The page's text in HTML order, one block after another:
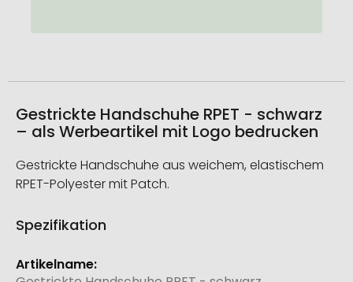
Gestrickte Handschuhe RPET - schwarz
– als Werbeartikel mit Logo bedrucken
Gestrickte Handschuhe aus weichem, elastischem
RPET-Polyester mit Patch.
Spezifikation
Weitere
Informationen